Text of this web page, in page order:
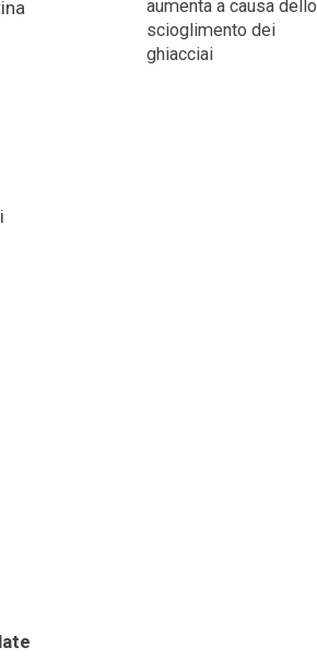
aumenta a causa dello
scioglimento dei
ghiacciai